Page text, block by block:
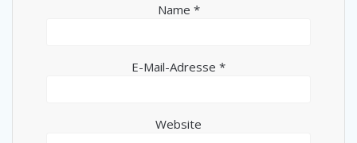
Name *
E-Mail-Adresse *
Website